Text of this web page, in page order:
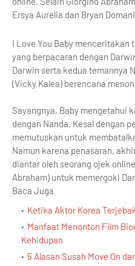
Ersya Aurelia dan Bryan Domani.
I Love You Baby menceritakan
yang berpacaran dengan
Darwin serta kedua temannya
(Vicky Kalea) berencana
Sayangnya, Baby mengetahui
dengan Nanda. Kesal dengan
memutuskan untuk
Namun karena penasaran,
diantar oleh seorang ojek
Abraham) untuk memergoki
Baca Juga
Ketika Aktor Korea
Manfaat Menonton Film
Kehidupan
5 Alasan Susah Move On